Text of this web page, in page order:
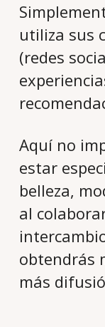
utiliza sus
(redes
Aquí no
estar
belleza,
al
obtendrás
más